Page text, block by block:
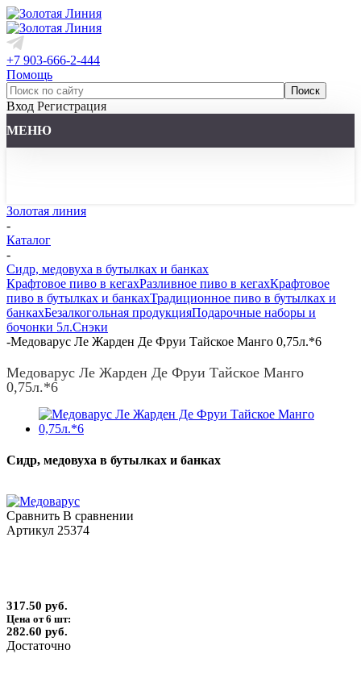
+7 903-666-2-444
Помощь
Вход Регистрация
МЕНЮ
Золотая линия
-
Каталог
-
Сидр, медовуха в бутылках и банках
Крафтовое пиво в кегахРазливное пиво в кегахКрафтовое
пиво в бутылках и банкахТрадиционное пиво в бутылках и
банкахБезалкогольная продукцияПодарочные наборы и
бочонки 5л.Снэки
-Медоварус Ле Жарден Де Фруи Тайское Манго 0,75л.*6
Медоварус Ле Жарден Де Фруи Тайское Манго
0,75л.*6
Сидр, медовуха в бутылках и банках
Сравнить В сравнении
Артикул 25374
317.50 руб.
Цена от 6 шт:
282.60 руб.
Достаточно